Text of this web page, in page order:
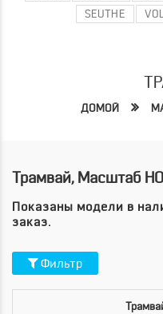
SEUTHE
ДОМОЙ
Трамвай, Масштаб HO
Показаны модели в
заказ.
Фильтр